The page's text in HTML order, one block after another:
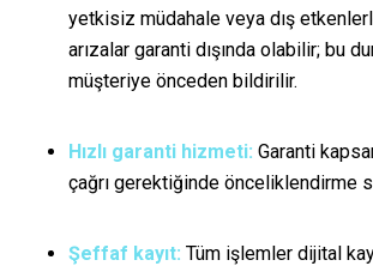
yetkisiz müdahale veya dış
arızalar garanti dışında olabilir; bu
müşteriye önceden bildirilir.
Hızlı garanti hizmeti: Garanti
çağrı gerektiğinde önceliklendirme
Şeffaf kayıt: Tüm işlemler dijital